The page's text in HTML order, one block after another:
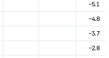
-5.1
-4.8
-3.7
-2.8